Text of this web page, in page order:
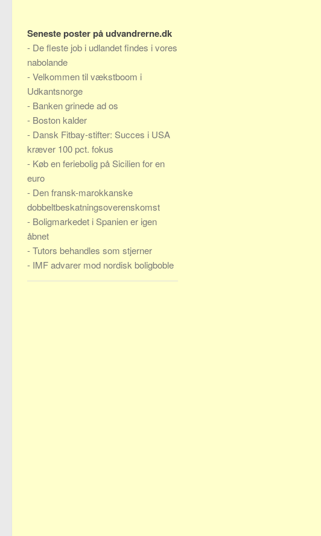
Seneste poster på udvandrerne.dk
- De fleste job i udlandet findes i vores
nabolande
-Velkommen til vækstboom i
Udkantsnorge
- Banken grinede ad os
- Boston kalder
- Dansk Fitbay-stifter: Succes i USA
kræver 100 pct. fokus
- Køb en feriebolig på Sicilien for en
euro
- Den fransk-marokkanske
dobbeltbeskatningsoverenskomst
- Boligmarkedet i Spanien er igen
åbnet
-Tutors behandles som stjerner
- IMF advarer mod nordisk boligboble